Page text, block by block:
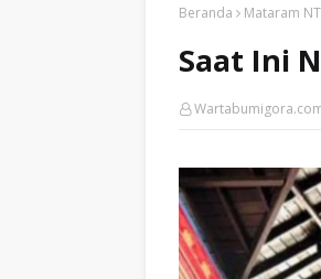
Beranda Mataram
Saat Ini